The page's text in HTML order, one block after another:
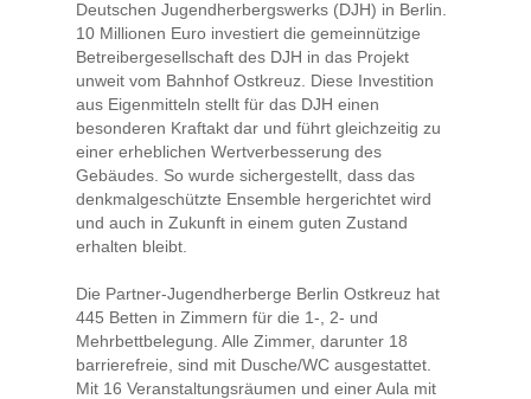
Deutschen Jugendherbergswerks (DJH) in Berlin.
10 Millionen Euro investiert die gemeinnützige
Betreibergesellschaft des DJH in das Projekt
unweit vom Bahnhof Ostkreuz. Diese Investition
aus Eigenmitteln stellt für das DJH einen
besonderen Kraftakt dar und führt gleichzeitig zu
einer erheblichen Wertverbesserung des
Gebäudes. So wurde sichergestellt, dass das
denkmalgeschützte Ensemble hergerichtet wird
und auch in Zukunft in einem guten Zustand
erhalten bleibt.
Die Partner-Jugendherberge Berlin Ostkreuz hat
445 Betten in Zimmern für die 1-, 2- und
Mehrbettbelegung. Alle Zimmer, darunter 18
barrierefreie, sind mit Dusche/WC ausgestattet.
Mit 16 Veranstaltungsräumen und einer Aula mit